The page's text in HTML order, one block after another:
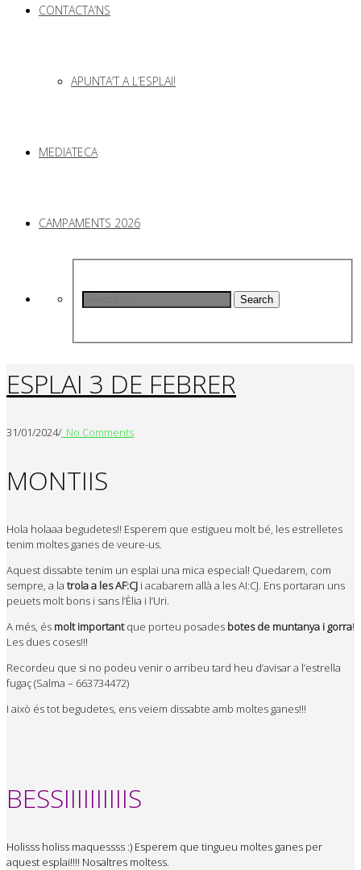
CONTACTA’NS
APUNTA’T A L’ESPLAI!
MEDIATECA
CAMPAMENTS 2026
Search
ESPLAI 3 DE FEBRER
31/01/2024/ No Comments
MONTIIS
Hola holaaa begudetes!! Esperem que estigueu molt bé, les estrelletes
tenim moltes ganes de veure-us.
Aquest dissabte tenim un esplai una mica especial! Quedarem, com
sempre, a la trolaa lesAF:CJ i acabarem allà a les AI:CJ. Ens portaran uns
peuets molt bons i sans l’Èlia i l’Uri.
A més, és molt importantque porteu posades botes de muntanya i gorra!
Les dues coses!!!
Recordeu que si no podeu venir o arribeu tard heu d’avisar a l’estrella
fugaç (Salma – 663734472)
I això és tot begudetes, ens veiem dissabte amb moltes ganes!!!
BESSIIIIIIIIIIS
Holisss holiss maquessss :) Esperem que tingueu moltes ganes per
aquest esplai!!!! Nosaltres moltess.